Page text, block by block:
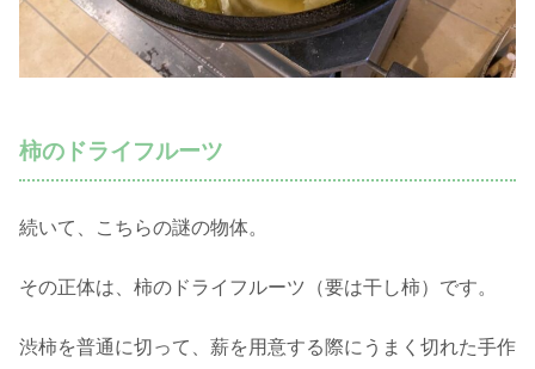
柿のドライフルーツ
続いて、こちらの謎の物体。
その正体は、柿のドライフルーツ（要は干し柿）です。
渋柿を普通に切って、薪を用意する際にうまく切れた手作